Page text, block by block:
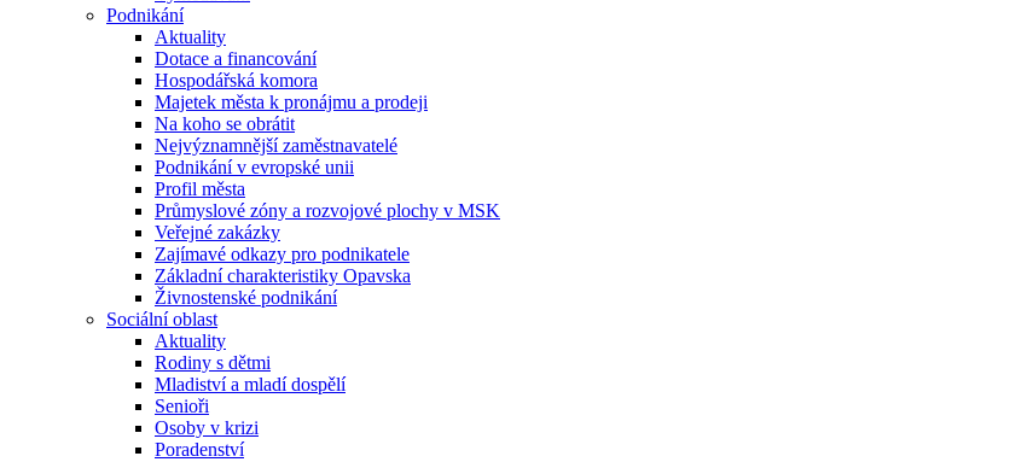
Podnikání
Aktuality
Dotace a financování
Hospodářská komora
Majetek města k pronájmu a prodeji
Na koho se obrátit
Nejvýznamnější zaměstnavatelé
Podnikání v evropské unii
Profil města
Průmyslové zóny a rozvojové plochy v MSK
Veřejné zakázky
Zajímavé odkazy pro podnikatele
Základní charakteristiky Opavska
Živnostenské podnikání
Sociální oblast
Aktuality
Rodiny s dětmi
Mladiství a mladí dospělí
Senioři
Osoby v krizi
Poradenství